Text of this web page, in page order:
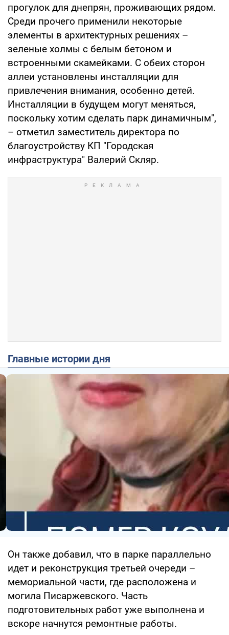
прогулок для днепрян, проживающих рядом.
Среди прочего применили некоторые
элементы в архитектурных решениях –
зеленые холмы с белым бетоном и
встроенными скамейками. С обеих сторон
аллеи установлены инсталляции для
привлечения внимания, особенно детей.
Инсталляции в будущем могут меняться,
поскольку хотим сделать парк динамичным",
– отметил заместитель директора по
благоустройству КП "Городская
инфраструктура" Валерий Скляр.
Главные истории дня
Он также добавил, что в парке параллельно
идет и реконструкция третьей очереди –
мемориальной части, где расположена и
могила Писаржевского. Часть
подготовительных работ уже выполнена и
вскоре начнутся ремонтные работы.